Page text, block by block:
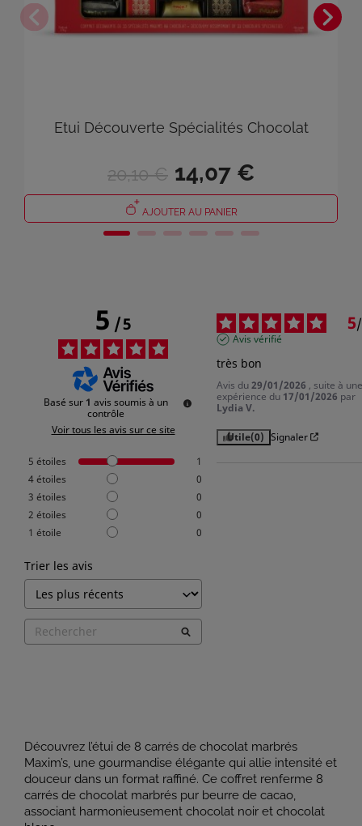
Etui Découverte Spécialités Chocolat
20,10 € 14,07 €
AJOUTER AU PANIER
5/5
Basé sur 1 avis soumis à un
contrôle
Voir tous les avis sur ce site
5 étoiles
1
4étoiles
0
3 étoiles
0
2 étoiles
0
1 étoile 0
Trier les avis
5/
Avis vérifié
très bon
Avis du29/01/2026 , suite à une
expérience du 17/01/2026 par
Lydia V.
Utile(0) Signaler
Découvrez l’étui de 8 carrés de chocolat marbrés
Maxim’s, une gourmandise élégante qui allie intensité et
douceur dans un format raffiné. Ce coffret renferme 8
carrés de chocolat marbrés pur beurre de cacao,
associant harmonieusement chocolat noir et chocolat